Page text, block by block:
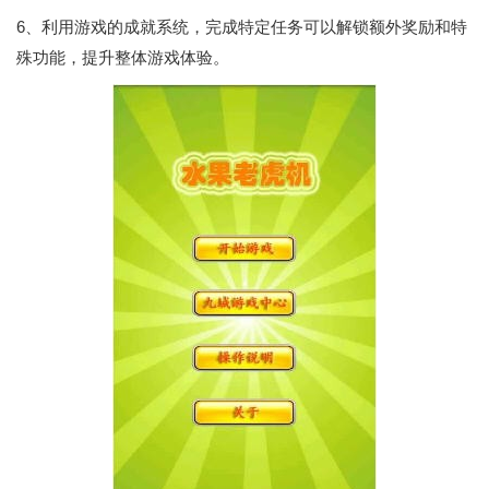
6、利用游戏的成就系统，完成特定任务可以解锁额外奖励和特
殊功能，提升整体游戏体验。